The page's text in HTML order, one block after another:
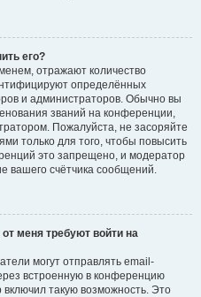
его?
отражают количество
определённых
и администраторов. Обычно вы
званий на конференции,
Пожалуйста, не засоряйте
только для того, чтобы повысить
это запрещено, и модератор
вашего счётчика сообщений.
меня требуют войти на
могут отправлять email-
встроенную в конференцию
такую возможность. Это